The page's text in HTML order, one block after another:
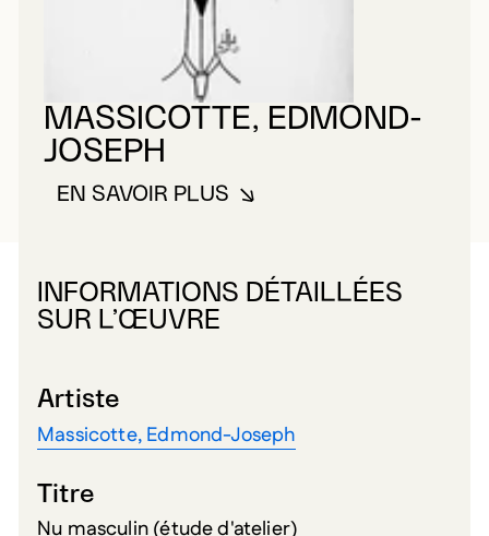
MASSICOTTE, EDMOND-
JOSEPH
EN SAVOIR PLUSÀ PROPOS DE MASSICOTTE,
INFORMATIONS DÉTAILLÉES
SUR L’ŒUVRE
Artiste
Massicotte, Edmond-Joseph
Titre
Nu masculin (étude d'atelier)